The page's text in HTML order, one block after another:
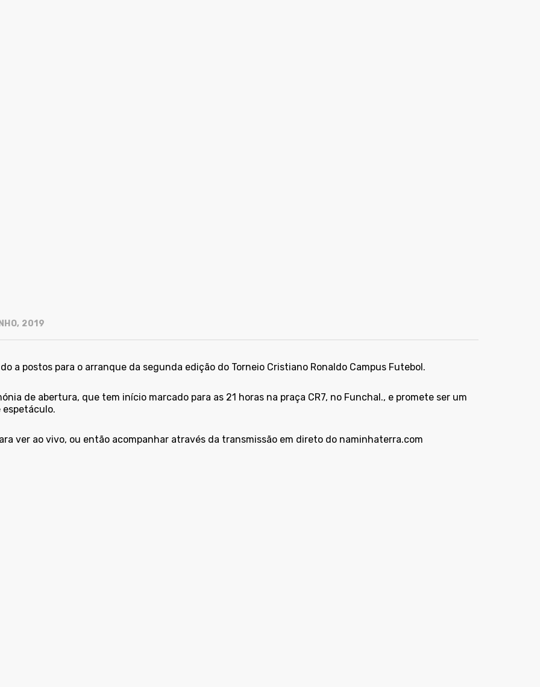
2019
a postos para o arranque da segunda edição do Torneio Cristiano Ronaldo Campus Futebol.
de abertura, que tem início marcado para as 21 horas na praça CR7, no Funchal., e promete ser um
espetáculo.
ver ao vivo, ou então acompanhar através da transmissão em direto do naminhaterra.com